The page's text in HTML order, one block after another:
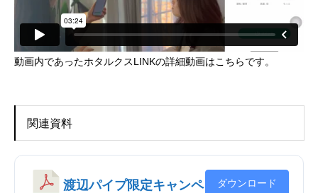
動画内であったホタルクスLINKの詳細動画はこちらです。
関連資料
渡辺パイプ限定キャンペ
ダウンロード